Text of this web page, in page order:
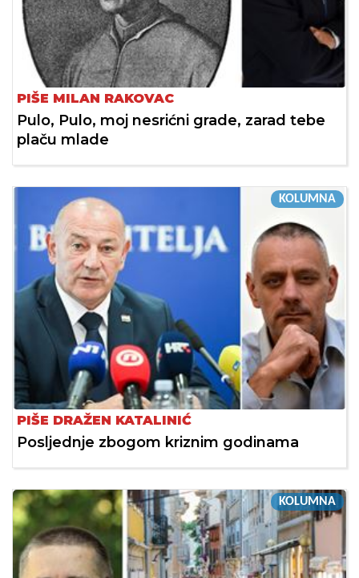
PIŠE MILAN RAKOVAC
Pulo, Pulo, moj nesrićni grade, zarad tebe
plaču mlade
KOLUMNA
PIŠE DRAŽEN KATALINIĆ
Posljednje zbogom kriznim godinama
KOLUMNA